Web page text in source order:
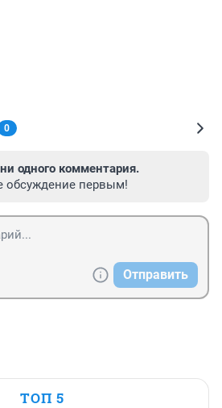
0
одного комментария.
обсуждение первым!
Отправить
ТОП 5